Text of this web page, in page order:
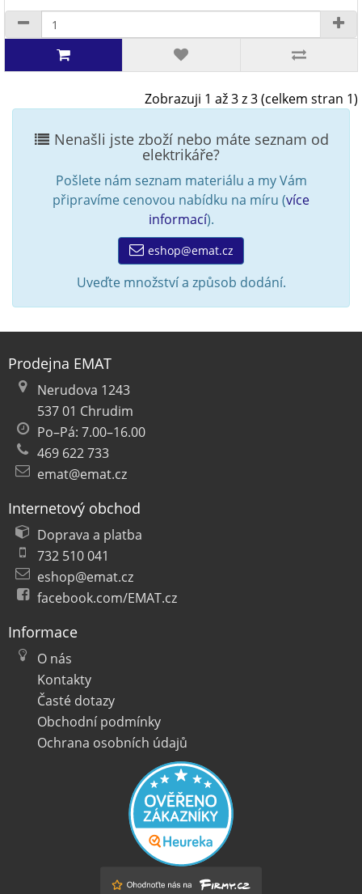
Zobrazuji 1 až 3 z 3 (celkem stran 1)
Nenašli jste zboží nebo máte seznam od
elektrikáře?
Pošlete nám seznam materiálu a my Vám
připravíme cenovou nabídku na míru (více
informací).
eshop@emat.cz
Uveďte množství a způsob dodání.
Prodejna EMAT
Nerudova 1243
537 01 Chrudim
Po–Pá: 7.00–16.00
469 622 733
emat@emat.cz
Internetový obchod
Doprava a platba
732 510 041
eshop@emat.cz
facebook.com/EMAT.cz
Informace
O nás
Kontakty
Časté dotazy
Obchodní podmínky
Ochrana osobních údajů